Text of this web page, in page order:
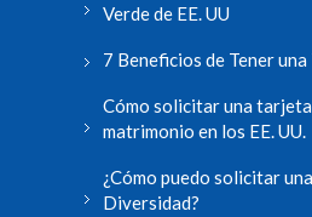
Verde de EE. UU
7 Beneficios de Tener
Cómo solicitar una
matrimonio en los EE. UU.
¿Cómo puedo solicitar
Diversidad?